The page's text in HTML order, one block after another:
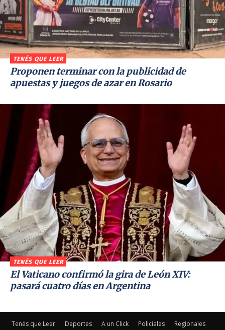
TENÉS QUE LEER
Proponen terminar con la publicidad de
apuestas y juegos de azar en Rosario
TENÉS QUE LEER
El Vaticano confirmó la gira de León XIV:
pasará cuatro días en Argentina
Tenés que Leer Deportes A un Click Policiales Regionales